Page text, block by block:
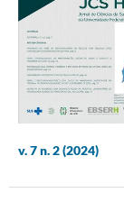
v. 7 n. 2 (2024)